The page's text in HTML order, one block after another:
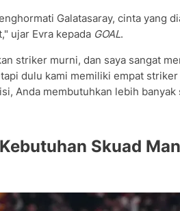
Galatasaray, cinta yang
ujar Evra kepada GOAL.
striker murni, dan saya sangat
dulu kami memiliki empat striker
Anda membutuhkan lebih banyak
Skuad